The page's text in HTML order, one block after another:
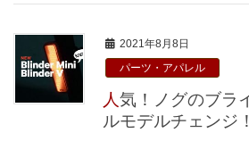
2021年8月8日
パーツ・アパレル
人気！ノグのブラインダー ライト フ
ルモデルチェンジ！